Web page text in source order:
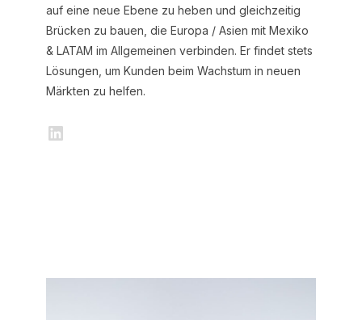
auf eine neue Ebene zu heben und gleichzeitig
Brücken zu bauen, die Europa / Asien mit Mexiko
& LATAM im Allgemeinen verbinden. Er findet stets
Lösungen, um Kunden beim Wachstum in neuen
Märkten zu helfen.
LinkedIn